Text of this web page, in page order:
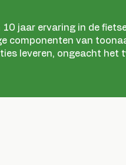
jaar ervaring in de
componenten van
leveren, ongeacht het